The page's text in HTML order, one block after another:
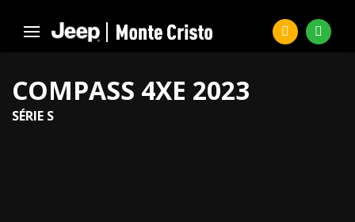
COMPASS 4XE 2023
SÉRIE S